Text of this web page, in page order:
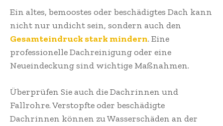
Ein altes, bemoostes oder beschädigtes Dach kann
nicht nur undicht sein, sondern auch den
Gesamteindruck stark mindern. Eine
professionelle Dachreinigung oder eine
Neueindeckung sind wichtige Maßnahmen.
Überprüfen Sie auch die Dachrinnen und
Fallrohre. Verstopfte oder beschädigte
Dachrinnen können zu Wasserschäden an der